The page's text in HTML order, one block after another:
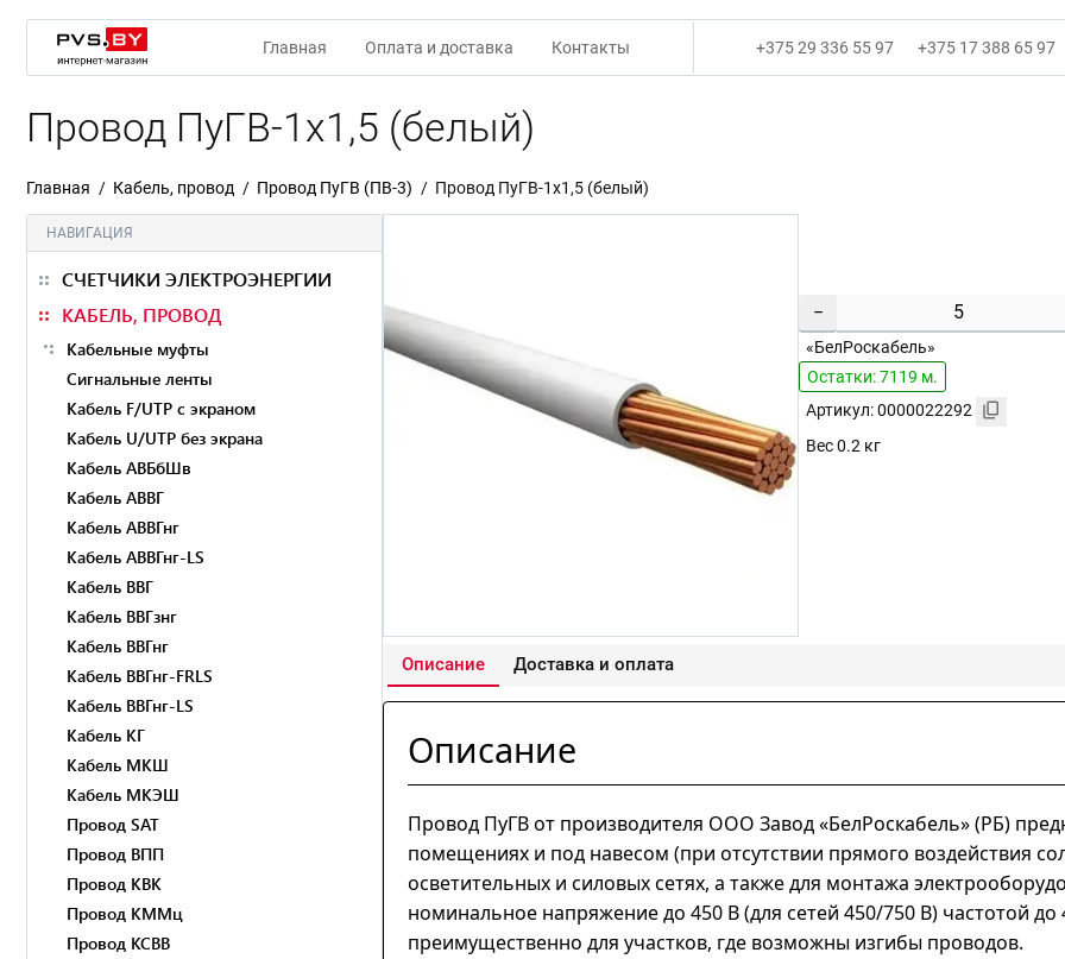
Главная Оплата и доставка Контакты +375 29 336 55 97 +375 17 388 65 97
Провод ПуГВ-1х1,5 (белый)
Главная Кабель, провод Провод ПуГВ (ПВ-3) Провод ПуГВ-1х1,5 (белый)
НАВИГАЦИЯ
СЧЕТЧИКИ ЭЛЕКТРОЭНЕРГИИ
КАБЕЛЬ, ПРОВОД
Кабельные муфты
Сигнальные ленты
Кабель F/UTP с экраном
Кабель U/UTP без экрана
Кабель АВБбШв
Кабель АВВГ
Кабель АВВГнг
Кабель АВВГнг-LS
Кабель ВВГ
Кабель ВВГзнг
Кабель ВВГнг
Кабель ВВГнг-FRLS
Кабель ВВГнг-LS
Кабель КГ
Кабель МКШ
Кабель МКЭШ
Провод SAT
Провод ВПП
Провод КВК
Провод КММц
Провод КСВВ
−
«БелРоскабель»
Остатки: 7119 м.
Артикул: 0000022292
Вес 0.2 кг
Описание Доставка и оплата
Описание
Провод ПуГВ от производителя ООО Завод «БелРоскабель» (РБ)
помещениях и под навесом (при отсутствии прямого воздействия
осветительных и силовых сетях, а также для монтажа
номинальное напряжение до 450 В (для сетей 450/750 В) частотой
преимущественно для участков, где возможны изгибы проводов.